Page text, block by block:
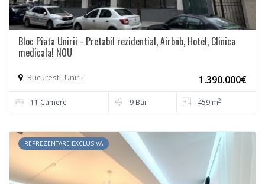
Bloc Piata Unirii - Pretabil rezidential, Airbnb, Hotel, Clinica
medicala! NOU
Bucuresti, Unirii 1.390.000€
11 Camere 9 Bai 459 m2
REPREZENTARE EXCLUSIVA